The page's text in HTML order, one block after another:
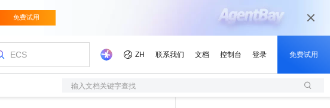
输入文档关键字查找